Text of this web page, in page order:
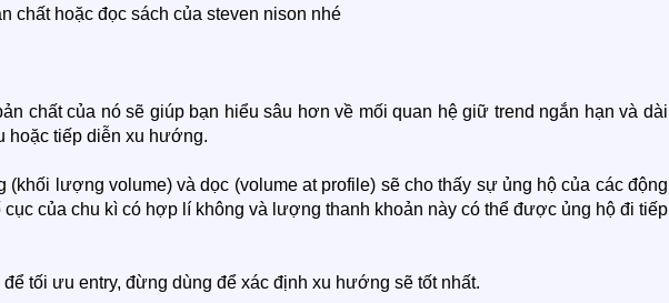
chất hoặc đọc sách của steven nison nhé
chất của nó sẽ giúp bạn hiểu sâu hơn về mối quan hệ giữ trend ngắn hạn và dài
hoặc tiếp diễn xu hướng.
(khối lượng volume) và dọc (volume at profile) sẽ cho thấy sự ủng hộ của các động
cục của chu kì có hợp lí không và lượng thanh khoản này có thể được ủng hộ đi tiếp
tối ưu entry, đừng dùng để xác định xu hướng sẽ tốt nhất.